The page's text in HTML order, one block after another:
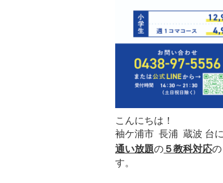
こんにちは！
袖ケ浦市 長浦 蔵波 台
通い放題の ５教科対応の
す。